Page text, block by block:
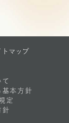
トマップ
基本方針
定
針